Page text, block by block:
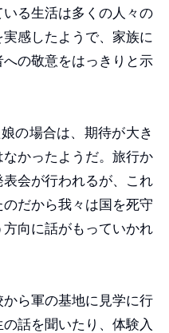
る生活は多くの人々の
感したようで、家族に
の敬意をはっきりと示
の場合は、期待が大き
かったようだ。旅行か
会が行われるが、これ
だから我々は国を死守
向に話がもっていかれ
ら軍の基地に見学に行
話を聞いたり、体験入